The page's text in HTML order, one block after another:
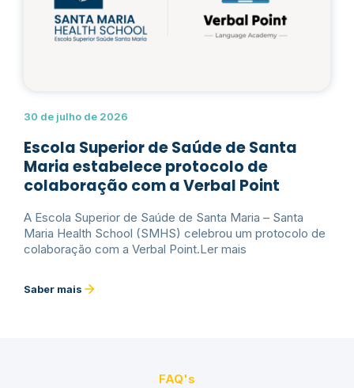
30 de julho de 2026
Escola Superior de Saúde de Santa
Maria estabelece protocolo de
colaboração com a Verbal Point
A Escola Superior de Saúde de Santa Maria – Santa
Maria Health School (SMHS) celebrou um protocolo de
colaboração com a Verbal Point.Ler mais
Saber mais
FAQ's